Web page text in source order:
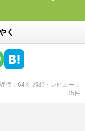
く
評価 64％ 感想・レビュー
35件